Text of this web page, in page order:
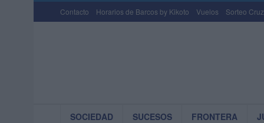
Contacto Horarios de Barcos by Kikoto Vuelos Sorteo
SOCIEDAD SUCESOS FRONTERA